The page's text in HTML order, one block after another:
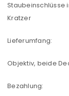
Staubeinschlüsse
Kratzer
Lieferumfang:
Objektiv, beide
Bezahlung: